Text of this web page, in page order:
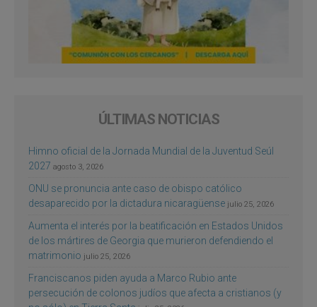
ÚLTIMAS NOTICIAS
Himno oficial de la Jornada Mundial de la Juventud Seúl
2027 agosto 3, 2026
ONU se pronuncia ante caso de obispo católico
desaparecido por la dictadura nicaragüense julio 25, 2026
Aumenta el interés por la beatificación en Estados Unidos
de los mártires de Georgia que murieron defendiendo el
matrimonio julio 25, 2026
Franciscanos piden ayuda a Marco Rubio ante
persecución de colonos judíos que afecta a cristianos (y